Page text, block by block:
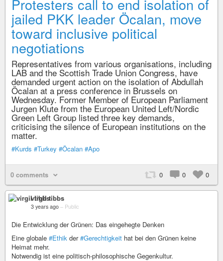
Protesters call to end isolation of
jailed PKK leader Öcalan, move
toward inclusive political
negotiations
Representatives from various organisations, including
LAB and the Scottish Trade Union Congress, have
demanded urgent action on the isolation of Abdullah
Öcalan at a press conference in Brussels on
Wednesday. Former Member of European Parliament
Jurgen Klute from the European United Left/Nordic
Green Left Group listed three key demands,
criticising the silence of European institutions on the
matter.
#Kurds #Turkey #Öcalan #Apo
0 comments 0 0 0
virgil tibbs
3 years ago – Public
Die Entwicklung der Grünen: Das eingehegte Denken
Eine globale #Ethik der#Gerechtigkeit hat bei den Grünen keine
Heimat mehr.
Notwendig ist eine politisch-philosophische Gegenkultur.